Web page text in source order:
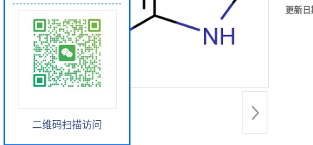
更新日
二维码扫描访问